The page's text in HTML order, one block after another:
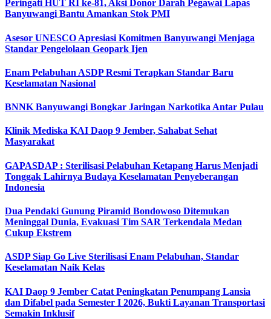
Peringati HUT RI ke-81, Aksi Donor Darah Pegawai Lapas
Banyuwangi Bantu Amankan Stok PMI
Asesor UNESCO Apresiasi Komitmen Banyuwangi Menjaga
Standar Pengelolaan Geopark Ijen
Enam Pelabuhan ASDP Resmi Terapkan Standar Baru
Keselamatan Nasional
BNNK Banyuwangi Bongkar Jaringan Narkotika Antar Pulau
Klinik Mediska KAI Daop 9 Jember, Sahabat Sehat
Masyarakat
GAPASDAP : Sterilisasi Pelabuhan Ketapang Harus Menjadi
Tonggak Lahirnya Budaya Keselamatan Penyeberangan
Indonesia
Dua Pendaki Gunung Piramid Bondowoso Ditemukan
Meninggal Dunia, Evakuasi Tim SAR Terkendala Medan
Cukup Ekstrem
ASDP Siap Go Live Sterilisasi Enam Pelabuhan, Standar
Keselamatan Naik Kelas
KAI Daop 9 Jember Catat Peningkatan Penumpang Lansia
dan Difabel pada Semester I 2026, Bukti Layanan Transportasi
Semakin Inklusif